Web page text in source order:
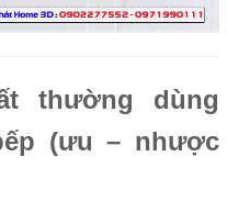
thường dùng
(ưu – nhược